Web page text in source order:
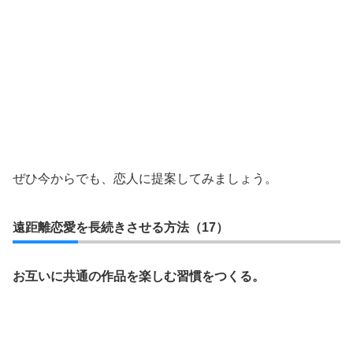
ぜひ今からでも、恋人に提案してみましょう。
遠距離恋愛を長続きさせる方法（17）
お互いに共通の作品を楽しむ習慣をつくる。